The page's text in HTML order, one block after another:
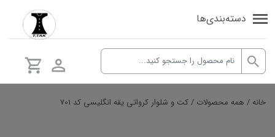
دسته‌بندی‌ها
خانه / همه محصولات / کت و شلوار کرواتی یقه انگلیسی کد 701